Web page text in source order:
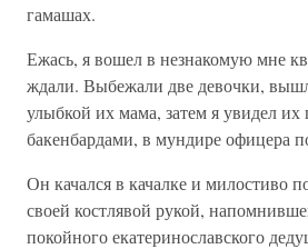
гамашах.
Ежась, я вошел в незнакомую мне
ждали. Выбежали две девочки,
улыбкой их мама, затем я увидел
бакенбардами, в мундире офицера
Он качался в качалке и милостиво
своей костлявой рукой,
покойного екатеринославского